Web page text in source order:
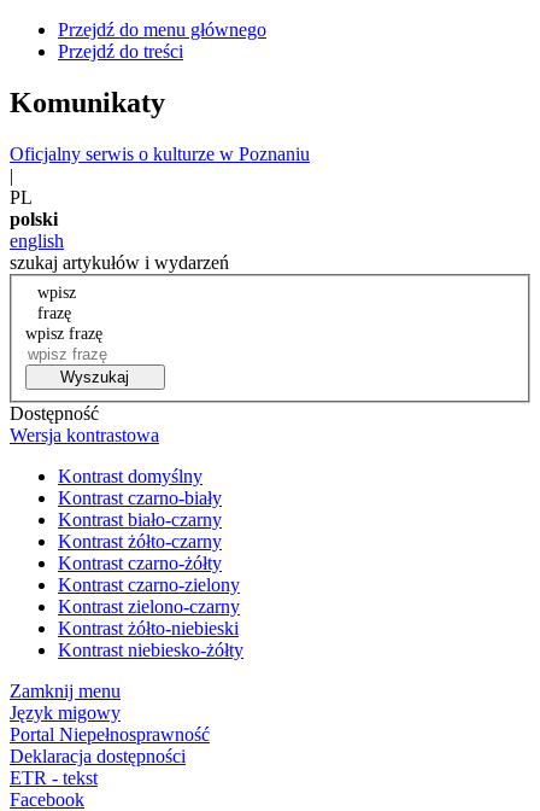
Przejdź do menu głównego
Przejdź do treści
Komunikaty
Oficjalny serwis o kulturze w Poznaniu
|
PL
polski
english
szukaj artykułów i wydarzeń
wpisz
frazę
wpisz frazę
Wyszukaj
Dostępność
Wersja kontrastowa
Kontrast domyślny
Kontrast czarno-biały
Kontrast biało-czarny
Kontrast żółto-czarny
Kontrast czarno-żółty
Kontrast czarno-zielony
Kontrast zielono-czarny
Kontrast żółto-niebieski
Kontrast niebiesko-żółty
Zamknij menu
Język migowy
Portal Niepełnosprawność
Deklaracja dostępności
ETR - tekst
Facebook